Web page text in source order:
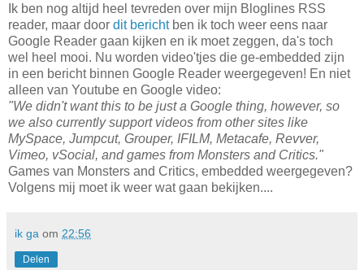
Ik ben nog altijd heel tevreden over mijn Bloglines RSS
reader, maar door dit berichtben ik toch weer eens naar
Google Reader gaan kijken en ik moet zeggen, da's toch
wel heel mooi. Nu worden video'tjes die ge-embedded zijn
in een bericht binnen Google Reader weergegeven! En niet
alleen van Youtube en Google video:
"We didn't want this to be just a Google thing, however, so
we also currently support videos from other sites like
MySpace, Jumpcut, Grouper, IFILM, Metacafe, Revver,
Vimeo, vSocial, and games from Monsters and Critics."
Games van Monsters and Critics, embedded weergegeven?
Volgens mij moet ik weer wat gaan bekijken....
ik ga om 22:56
Delen